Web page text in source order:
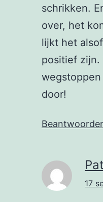
schrikken.
over, het
lijkt het
positief zijn.
door!
17